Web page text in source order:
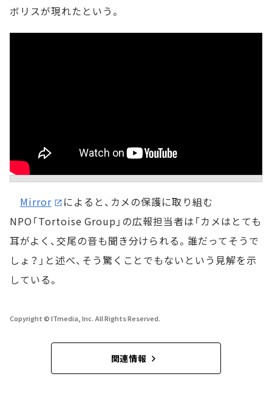
ボリスが現れたという。
Mirror
によると、カメの保護に取り組む
NPO「Tortoise Group」の広報担当者は「カメはとても
耳がよく、交尾の音も聞き分けられる。誰だってそうで
しょ？」と述べ、そう驚くことでもないという見解を示
している。
Copyright © ITmedia, Inc. All Rights Reserved.
関連情報